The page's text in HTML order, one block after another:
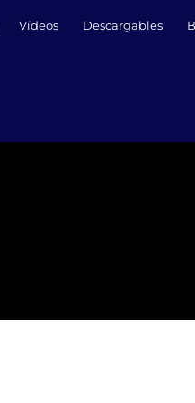
Vídeos Descargables